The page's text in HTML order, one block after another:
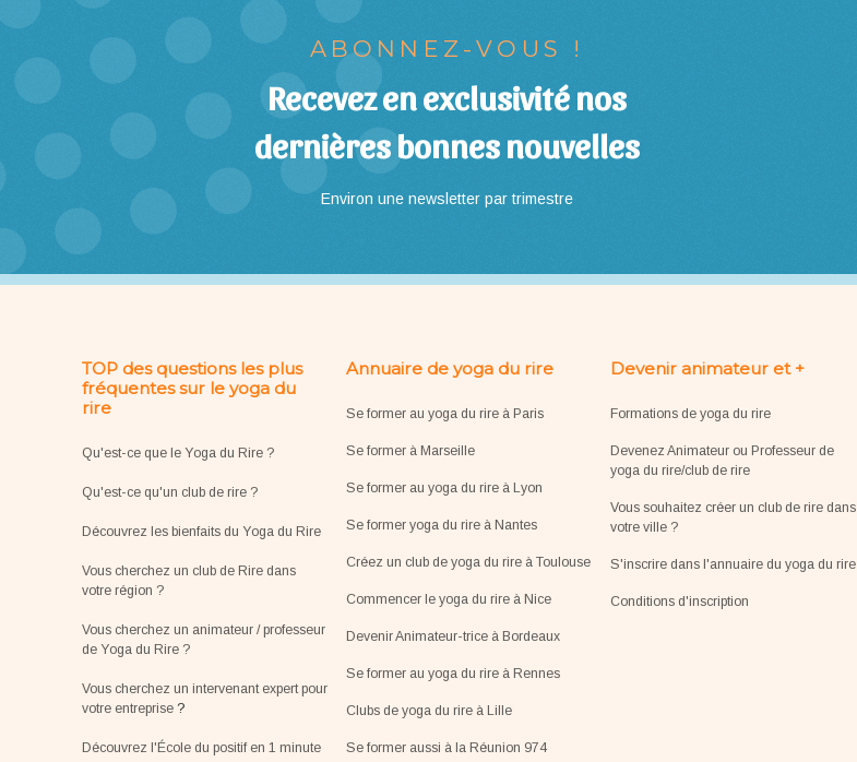
ABONNEZ-VOUS !
Recevez en exclusivité nos
dernières bonnes nouvelles
Environ une newsletter par trimestre
TOP des questions les plus
fréquentes sur le yoga du
rire
Qu'est-ce que le Yoga du Rire ?
Qu'est-ce qu'un club de rire ?
Découvrez les bienfaits du Yoga du Rire
Vous cherchez un club de Rire dans
votre région ?
Vous cherchez un animateur / professeur
de Yoga du Rire ?
Vous cherchez un intervenant expert pour
votre entreprise?
Découvrez l'École du positif en 1 minute
Annuaire de yoga du rire
Se former au yoga du rire à Paris
Se former à Marseille
Se former au yoga du rire à Lyon
Se former yoga du rire à Nantes
Créez un club de yoga du rire à Toulouse
Commencer le yoga du rire à Nice
Devenir Animateur-trice à Bordeaux
Se former au yoga du rire à Rennes
Clubs de yoga du rire à Lille
Se former aussi à la Réunion 974
Devenir animateur et +
Formations de yoga du rire
Devenez Animateur ou Professeur de
yoga du rire/club de rire
Vous souhaitez créer un club de rire dans
votre ville ?
S'inscrire dans l'annuaire du yoga du rire
Conditions d'inscription